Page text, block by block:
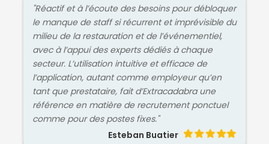
"Réactif et à l’écoute des besoins pour débloquer
le manque de staff si récurrent et imprévisible du
milieu de la restauration et de l’événementiel,
avec à l’appui des experts dédiés à chaque
secteur. L’utilisation intuitive et efficace de
l’application, autant comme employeur qu’en
tant que prestataire, fait d’Extracadabra une
référence en matière de recrutement ponctuel
comme pour des postes fixes."
Esteban Buatier